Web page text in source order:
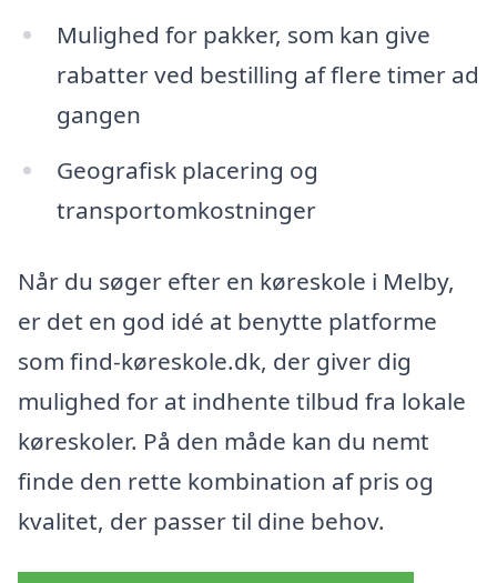
Mulighed for pakker, som kan give
rabatter ved bestilling af flere timer ad
gangen
Geografisk placering og
transportomkostninger
Når du søger efter en køreskole i Melby,
er det en god idé at benytte platforme
som find-køreskole.dk, der giver dig
mulighed for at indhente tilbud fra lokale
køreskoler. På den måde kan du nemt
finde den rette kombination af pris og
kvalitet, der passer til dine behov.